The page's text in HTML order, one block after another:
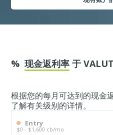
% 现金返利率 于
根据您的每月可达到的现金
了解有关级别的详情。
Entry
$0 - $1,600 cb/mo